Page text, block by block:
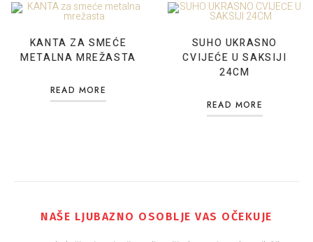
KANTA ZA SMEĆE
METALNA MREŽASTA
READ MORE
SUHO UKRASNO
CVIJEĆE U SAKSIJI
24CM
READ MORE
NAŠE LJUBAZNO OSOBLJE VAS OČEKUJE